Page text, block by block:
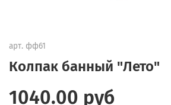
арт. фф61
Колпак банный "Лето"
1040.00 руб